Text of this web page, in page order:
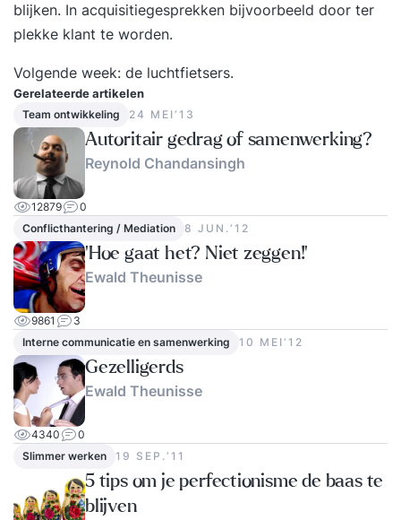
blijken. In acquisitiegesprekken bijvoorbeeld door ter
plekke klant te worden.
Volgende week: de luchtfietsers.
Gerelateerde artikelen
Team ontwikkeling 24 MEI‘13
Autoritair gedrag of samenwerking?
Reynold Chandansingh
12879
0
Conflicthantering / Mediation
8 JUN.‘12
'Hoe gaat het? Niet zeggen!'
Ewald Theunisse
9861
3
Interne communicatie en samenwerking
10 MEI‘12
Gezelligerds
Ewald Theunisse
4340
0
Slimmer werken
19 SEP.‘11
5 tips om je perfectionisme de baas te
blijven